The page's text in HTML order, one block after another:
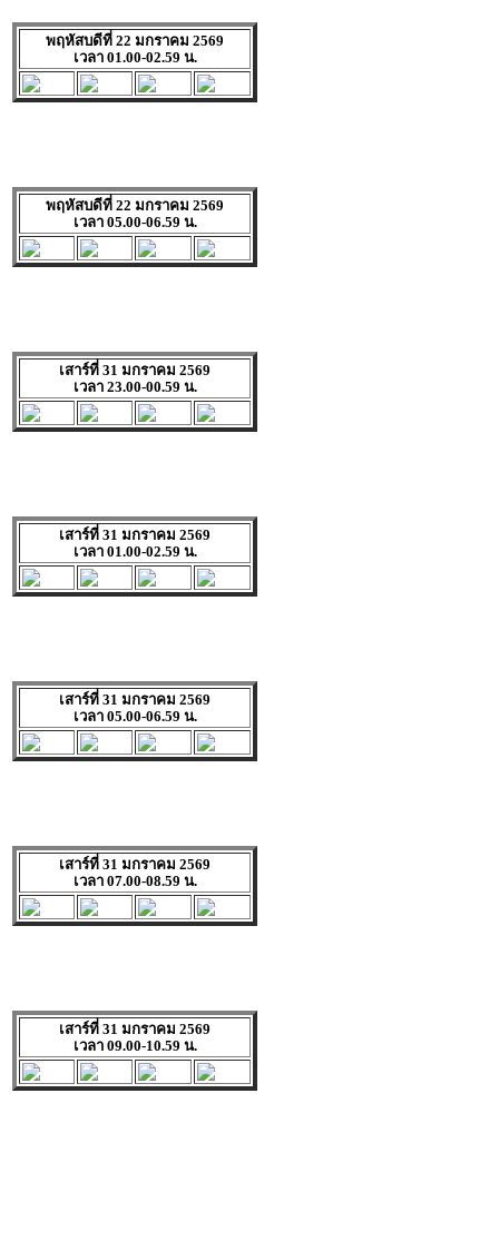
พฤหัสบดีที่ 22 มกราคม 2569
เวลา 01.00-02.59 น.
พฤหัสบดีที่ 22 มกราคม 2569
เวลา 05.00-06.59 น.
เสาร์ที่ 31 มกราคม 2569
เวลา 23.00-00.59 น.
เสาร์ที่ 31 มกราคม 2569
เวลา 01.00-02.59 น.
เสาร์ที่ 31 มกราคม 2569
เวลา 05.00-06.59 น.
เสาร์ที่ 31 มกราคม 2569
เวลา 07.00-08.59 น.
เสาร์ที่ 31 มกราคม 2569
เวลา 09.00-10.59 น.